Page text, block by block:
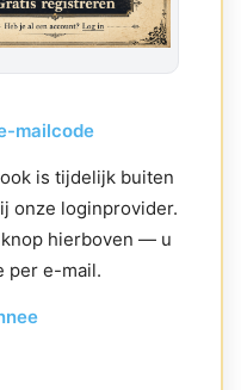
mailcode
is tijdelijk buiten
onze loginprovider.
hierboven — u
per e-mail.